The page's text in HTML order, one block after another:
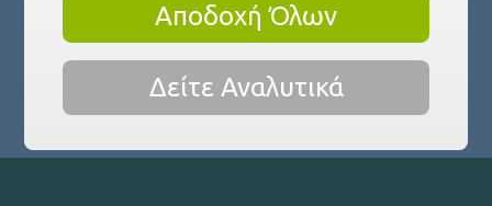
ΣΟΛΕΙΡΟΓΙΑ – ΤΑ ΔΑΚΡΥΑ ΤΟΥ ΜΩΡΟΥ
Αποδοχή Όλων
Δείτε Αναλυτικά